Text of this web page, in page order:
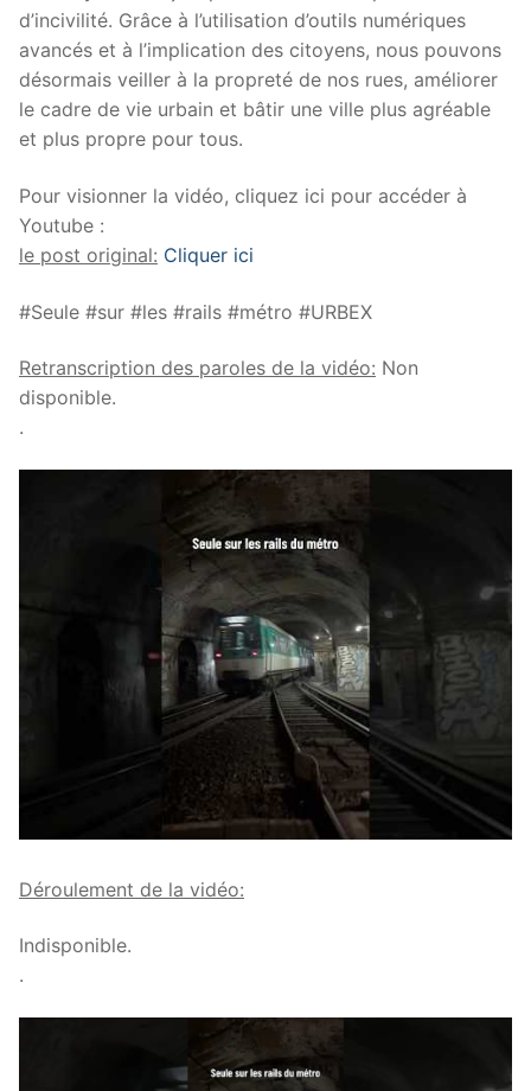
d’incivilité. Grâce à l’utilisation d’outils numériques
avancés et à l’implication des citoyens, nous pouvons
désormais veiller à la propreté de nos rues, améliorer
le cadre de vie urbain et bâtir une ville plus agréable
et plus propre pour tous.
Pour visionner la vidéo, cliquez ici pour accéder à
Youtube :
le post original: Cliquer ici
#Seule #sur #les #rails #métro #URBEX
Retranscription des paroles de la vidéo: Non
disponible.
.
Déroulement de la vidéo:
Indisponible.
.